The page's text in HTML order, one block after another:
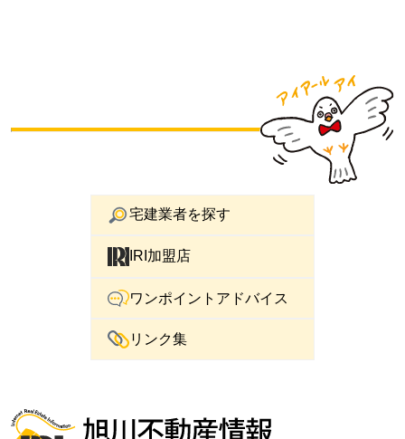
宅建業者を探す
IRI加盟店
ワンポイントアドバイス
リンク集